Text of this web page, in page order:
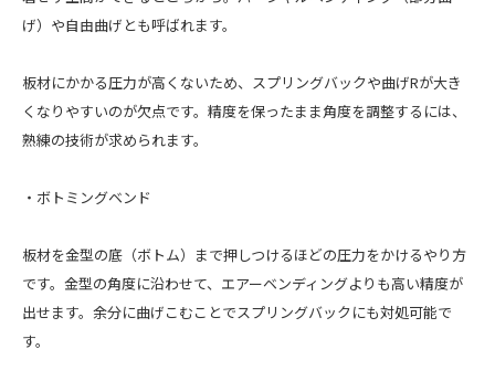
げ）や自由曲げとも呼ばれます。
板材にかかる圧力が高くないため、スプリングバックや曲げRが大き
くなりやすいのが欠点です。精度を保ったまま角度を調整するには、
熟練の技術が求められます。
・ボトミングベンド
板材を金型の底（ボトム）まで押しつけるほどの圧力をかけるやり方
です。金型の角度に沿わせて、エアーベンディングよりも高い精度が
出せます。余分に曲げこむことでスプリングバックにも対処可能で
す。